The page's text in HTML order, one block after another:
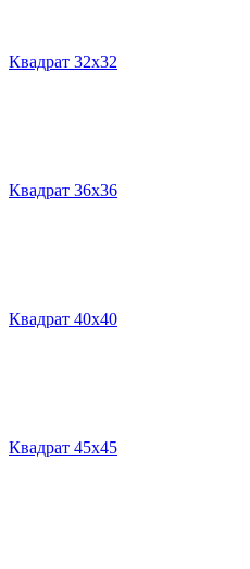
Квадрат 32х32
Квадрат 36х36
Квадрат 40х40
Квадрат 45х45